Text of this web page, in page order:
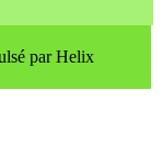
par Helix